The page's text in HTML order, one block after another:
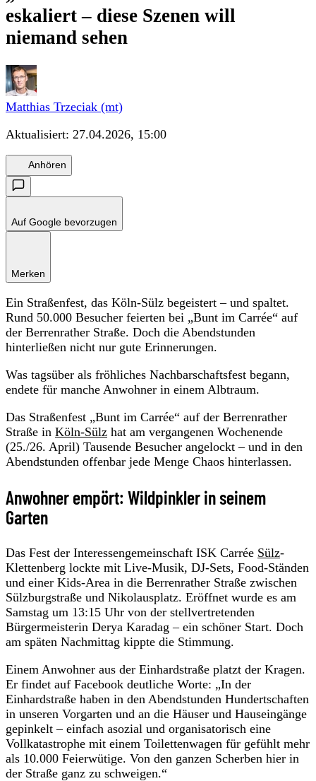
eskaliert – diese Szenen will
niemand sehen
Matthias Trzeciak (mt)
Aktualisiert: 27.04.2026, 15:00
Anhören
Auf Google bevorzugen
Merken
Ein Straßenfest, das Köln-Sülz begeistert – und spaltet.
Rund 50.000 Besucher feierten bei „Bunt im Carrée“ auf
der Berrenrather Straße. Doch die Abendstunden
hinterließen nicht nur gute Erinnerungen.
Was tagsüber als fröhliches Nachbarschaftsfest begann,
endete für manche Anwohner in einem Albtraum.
Das Straßenfest „Bunt im Carrée“ auf der Berrenrather
Straße in Köln-Sülz hat am vergangenen Wochenende
(25./26. April) Tausende Besucher angelockt – und in den
Abendstunden offenbar jede Menge Chaos hinterlassen.
Anwohner empört: Wildpinkler in seinem
Garten
Das Fest der Interessengemeinschaft ISK Carrée Sülz-
Klettenberg lockte mit Live-Musik, DJ-Sets, Food-Ständen
und einer Kids-Area in die Berrenrather Straße zwischen
Sülzburgstraße und Nikolausplatz. Eröffnet wurde es am
Samstag um 13:15 Uhr von der stellvertretenden
Bürgermeisterin Derya Karadag – ein schöner Start. Doch
am späten Nachmittag kippte die Stimmung.
Einem Anwohner aus der Einhardstraße platzt der Kragen.
Er findet auf Facebook deutliche Worte: „In der
Einhardstraße haben in den Abendstunden Hundertschaften
in unseren Vorgarten und an die Häuser und Hauseingänge
gepinkelt – einfach asozial und organisatorisch eine
Vollkatastrophe mit einem Toilettenwagen für gefühlt mehr
als 10.000 Feierwütige. Von den ganzen Scherben hier in
der Straße ganz zu schweigen.“